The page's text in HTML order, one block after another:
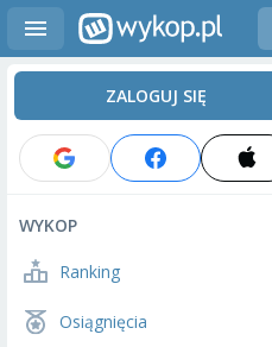
ZALOGUJ SIĘ
WYKOP
Ranking
Osiągnięcia